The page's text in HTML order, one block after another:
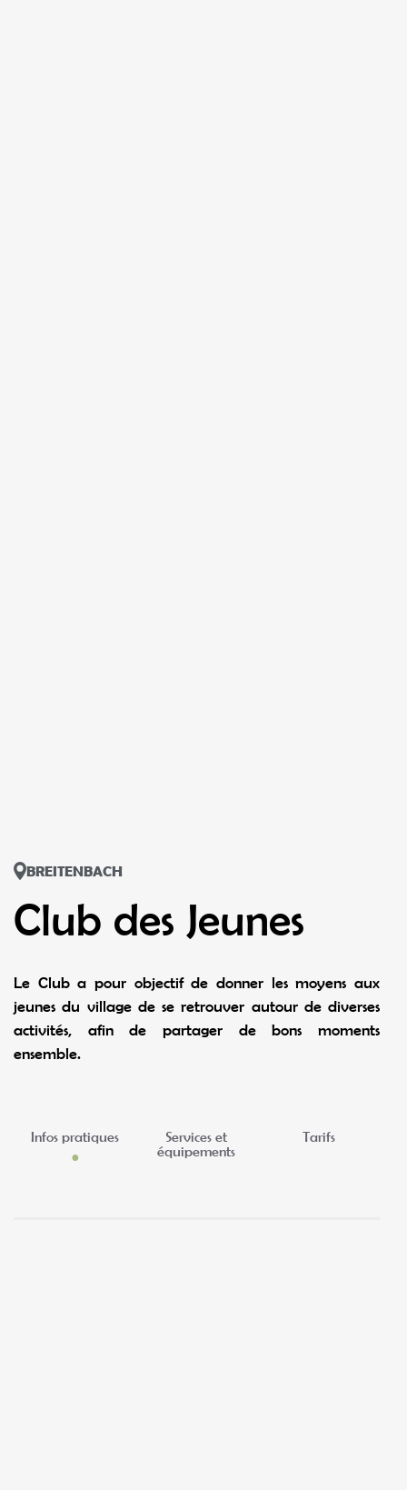
BREITENBACH
Club des Jeunes
Le Club a pour objectif de donner les moyens aux
jeunes du village de se retrouver autour de diverses
activités, afin de partager de bons moments
ensemble.
Infos pratiques
Services et
équipements
Tarifs